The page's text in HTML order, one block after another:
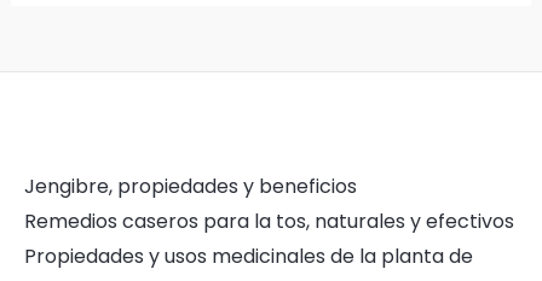
Jengibre, propiedades y beneficios
Remedios caseros para la tos, naturales y efectivos
Propiedades y usos medicinales de la planta de